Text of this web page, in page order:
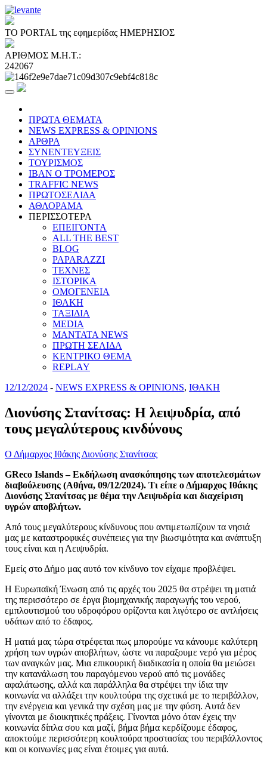
ΤΟ PORTAL της εφημερίδας ΗΜΕΡΗΣΙΟΣ
ΑΡΙΘΜΟΣ Μ.Η.Τ.:
242067
ΠΡΩΤΑ ΘΕΜΑΤΑ
NEWS EXPRESS & OPINIONS
ΑΡΘΡΑ
ΣΥΝΕΝΤΕΥΞΕΙΣ
ΤΟΥΡΙΣΜΟΣ
ΙΒΑΝ Ο ΤΡΟΜΕΡΟΣ
TRAFFIC NEWS
ΠΡΩΤΟΣΕΛΙΔΑ
ΑΘΛΟΡΑΜΑ
ΠΕΡΙΣΣΟΤΕΡΑ
ΕΠΕΙΓΟΝΤΑ
ALL THE BEST
BLOG
PAPARAZZI
ΤΕΧΝΕΣ
ΙΣΤΟΡΙΚΑ
ΟΜΟΓΕΝΕΙΑ
ΙΘΑΚΗ
ΤΑΞΙΔΙΑ
MEDIA
MANTATA NEWS
ΠΡΩΤΗ ΣΕΛΙΔΑ
ΚΕΝΤΡΙΚΟ ΘΕΜΑ
REPLAY
12/12/2024 - NEWS EXPRESS & OPINIONS, ΙΘΑΚΗ
Διονύσης Στανίτσας: H λειψυδρία, από
τους μεγαλύτερους κινδύνους
Ο Δήμαρχος Ιθάκης Διονύσης Στανίτσας
GReco Islands – Εκδήλωση ανασκόπησης των αποτελεσμάτων
διαβούλευσης (Αθήνα, 09/12/2024). Τι είπε ο Δήμαρχος Ιθάκης
Διονύσης Στανίτσας με θέμα την Λειψυδρία και διαχείριση
υγρών αποβλήτων.
Από τους μεγαλύτερους κίνδυνους που αντιμετωπίζουν τα νησιά
μας με καταστροφικές συνέπειες για την βιωσιμότητα και ανάπτυξη
τους είναι και η Λειψυδρία.
Εμείς στο Δήμο μας αυτό τον κίνδυνο τον είχαμε προβλέψει.
Η Ευρωπαϊκή Ένωση από τις αρχές του 2025 θα στρέψει τη ματιά
της περισσότερο σε έργα βιομηχανικής παραγωγής του νερού,
εμπλουτισμού του υδροφόρου ορίζοντα και λιγότερο σε αντλήσεις
υδάτων από το έδαφος.
Η ματιά μας τώρα στρέφεται πως μπορούμε να κάνουμε καλύτερη
χρήση των υγρών αποβλήτων, ώστε να παραξουμε νερό για μέρος
των αναγκών μας. Μια επικουρική διαδικασία η οποία θα μειώσει
την κατανάλωση του παραγόμενου νερού από τις μονάδες
αφαλάτωσης, αλλά και παράλληλα θα στρέψει την ίδια την
κοινωνία να αλλάξει την κουλτούρα της σχετικά με το περιβάλλον,
την ενέργεια και γενικά την σχέση μας με την φύση. Αυτά δεν
γίνονται με διοικητικές πράξεις. Γίνονται μόνο όταν έχεις την
κοινωνία δίπλα σου και μαζί, βήμα βήμα κερδίζουμε έδαφος,
αποκτούμε περισσότερη κουλτούρα προστασίας του περιβάλλοντος
και οι κοινωνίες μας είναι έτοιμες για αυτά.